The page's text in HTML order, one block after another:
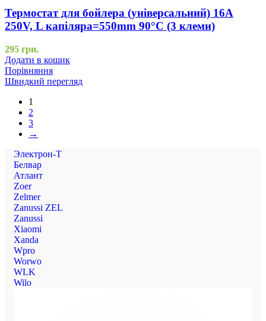
Термостат для бойлера (універсальний) 16A
250V, L капіляра=550mm 90°C (3 клеми)
295 грн.
Додати в кошик
Порівняння
Швидкий перегляд
1
2
3
→
Электрон-Т
Белвар
Атлант
Zoer
Zelmer
Zanussi ZEL
Zanussi
Xiaomi
Xanda
Wpro
Worwo
WLK
Wilo